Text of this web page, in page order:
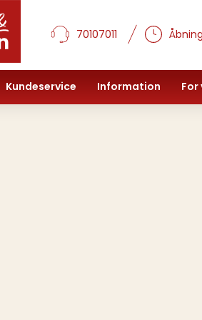
70107011
Kundeservice Information